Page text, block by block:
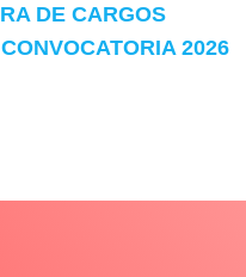
DE CARGOS
2026